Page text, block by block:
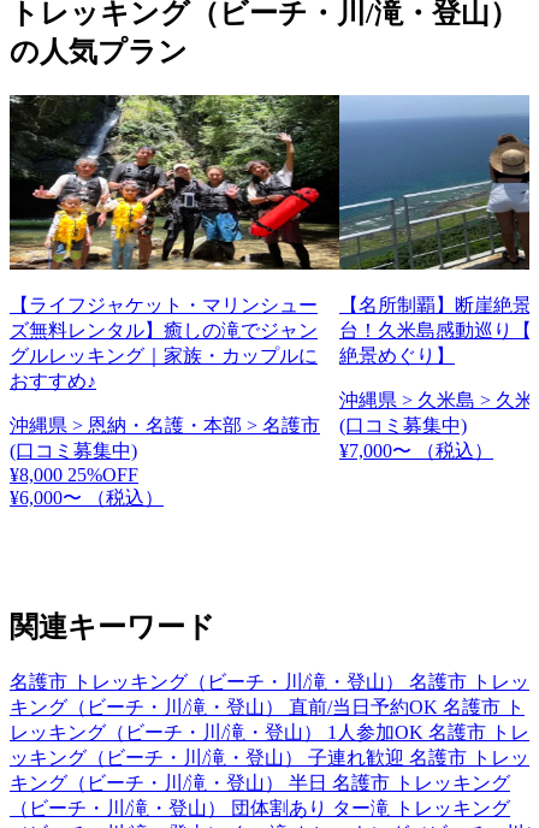
トレッキング（ビーチ・川/滝・登山）
の人気プラン
【ライフジャケット・マリンシュー
ズ無料レンタル】癒しの滝でジャン
グルレッキング｜家族・カップルに
おすすめ♪
沖縄県 > 恩納・名護・本部 > 名護市
(口コミ募集中)
¥8,000 25%OFF
¥6,000〜
（税込）
【名所制覇】断崖絶
台！久米島感動巡り【
絶景めぐり】
沖縄県 > 久米島 > 久米
(口コミ募集中)
¥7,000〜
（税込）
関連キーワード
名護市 トレッキング（ビーチ・川/滝・登山） 名護市 トレッ
キング（ビーチ・川/滝・登山） 直前/当日予約OK 名護市 ト
レッキング（ビーチ・川/滝・登山） 1人参加OK 名護市 トレ
ッキング（ビーチ・川/滝・登山） 子連れ歓迎 名護市 トレッ
キング（ビーチ・川/滝・登山） 半日 名護市 トレッキング
（ビーチ・川/滝・登山） 団体割あり ター滝 トレッキング